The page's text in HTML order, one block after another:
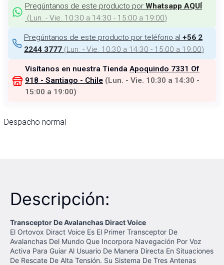
Pregúntanos de este producto por Whatsapp AQUÍ
(Lun. - Vie. 10:30 a 14:30 - 15:00 a 19:00)
Pregúntanos de este producto por teléfono al +56 2
2244 3777 (Lun. - Vie. 10:30 a 14:30 - 15:00 a 19:00)
Visítanos en nuestra Tienda Apoquindo 7331 Of
918 - Santiago - Chile (Lun. - Vie. 10:30 a 14:30 -
15:00 a 19:00)
Despacho normal
Descripción:
Transceptor De Avalanchas Diract Voice
El Ortovox Diract Voice Es El Primer Transceptor De
Avalanchas Del Mundo Que Incorpora Navegación Por Voz
Activa Para Guiar Al Usuario De Manera Directa En Situaciones
De Rescate De Alta Tensión. Su Sistema De Tres Antenas